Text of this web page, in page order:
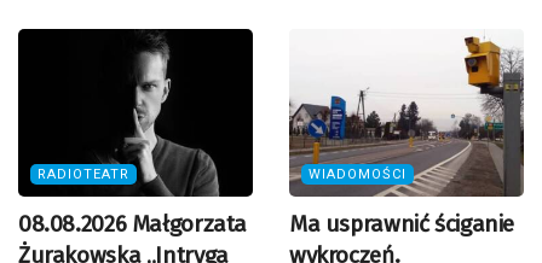
RADIOTEATR
08.08.2026 Małgorzata
Żurakowska „Intryga
WIADOMOŚCI
Ma usprawnić ściganie
wykroczeń.